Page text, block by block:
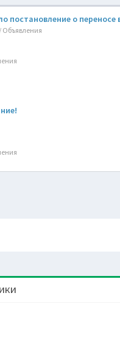
постановление о переносе
Объявления